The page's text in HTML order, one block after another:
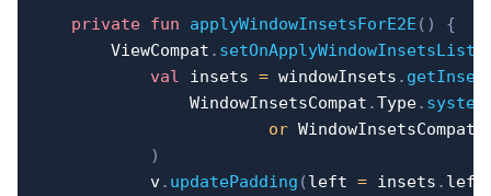
private fun applyWindowInsetsForE2E ( )
{
        ViewCompat
.
val insets = windowInsets .
                WindowInsetsCompat
.Type.
or WindowInsetsCompat
)
            v
. updatePadding (left = insets . left